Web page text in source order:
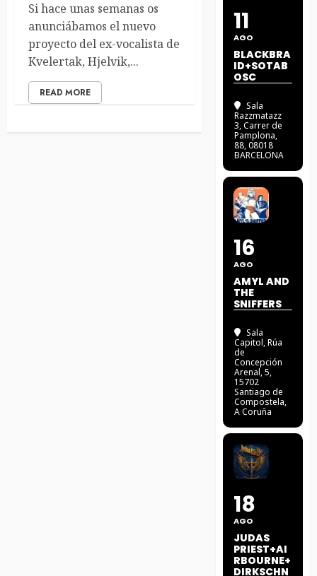
Si hace unas semanas os
anunciábamos el nuevo
proyecto del ex-vocalista de
Kvelertak, Hjelvik,...
READ MORE
11
AGO
BLACKBRA
ID+SOTAB
OSC
Sala
Razzmatazz
3, Carrer de
Pamplona,
88, 08018
BARCELONA
16
AGO
AMYL AND
THE
SNIFFERS
Sala
Capitol, Rúa
de
Concepción
Arenal, 5,
15702
Santiago de
Compostela,
A Coruña
18
AGO
JUDAS
PRIEST+AI
RBOURNE+
DIRKSCHN